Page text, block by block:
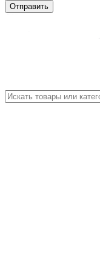
Отправить